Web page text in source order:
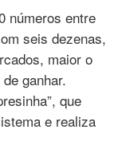
números entre
seis dezenas,
maior o
ganhar.
que
e realiza